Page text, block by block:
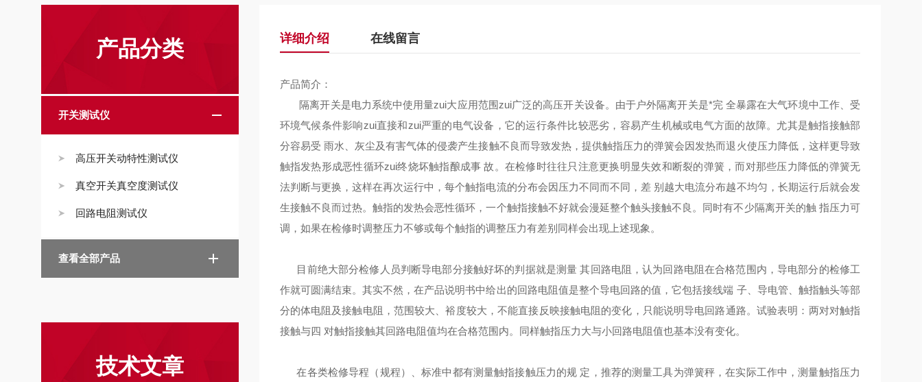
产品分类
开关测试仪
高压开关动特性测试仪
真空开关真空度测试仪
回路电阻测试仪
查看全部产品
技术文章
详细介绍 在线留言
产品简介：
隔离开关是电力系统中使用量zui大应用范围zui广泛的高压开关设备。由于户外隔离开关是*完 全暴露在大气环境中工作、受
环境气候条件影响zui直接和zui严重的电气设备，它的运行条件比较恶劣，容易产生机械或电气方面的故障。尤其是触指接触部
分容易受 雨水、灰尘及有害气体的侵袭产生接触不良而导致发热，提供触指压力的弹簧会因发热而退火使压力降低，这样更导致
触指发热形成恶性循环zui终烧坏触指酿成事 故。在检修时往往只注意更换明显失效和断裂的弹簧，而对那些压力降低的弹簧无
法判断与更换，这样在再次运行中，每个触指电流的分布会因压力不同而不同，差 别越大电流分布越不均匀，长期运行后就会发
生接触不良而过热。触指的发热会恶性循环，一个触指接触不好就会漫延整个触头接触不良。同时有不少隔离开关的触 指压力可
调，如果在检修时调整压力不够或每个触指的调整压力有差别同样会出现上述现象。
目前绝大部分检修人员判断导电部分接触好坏的判据就是测量 其回路电阻，认为回路电阻在合格范围内，导电部分的检修工
作就可圆满结束。其实不然，在产品说明书中给出的回路电阻值是整个导电回路的值，它包括接线端 子、导电管、触指触头等部
分的体电阻及接触电阻，范围较大、裕度较大，不能直接反映接触电阻的变化，只能说明导电回路通路。试验表明：两对对触指
接触与四 对触指接触其回路电阻值均在合格范围内。同样触指压力大与小回路电阻值也基本没有变化。
在各类检修导程（规程）、标准中都有测量触指接触压力的规 定，推荐的测量工具为弹簧秤，在实际工作中，测量触指压力